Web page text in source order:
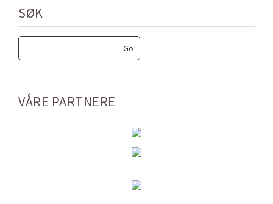
SØK
VÅRE PARTNERE